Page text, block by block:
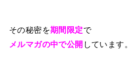
その秘密を期間限定で
メルマガの中で公開 しています。